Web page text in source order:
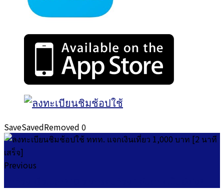
SaveSavedRemoved 0
Previous